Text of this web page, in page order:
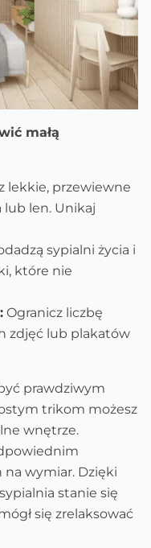
małą
lekkie, przewiewne
lub len. Unikaj
sypialni życia i
które nie
Ogranicz liczbę
zdjęć lub plakatów
prawdziwym
trikom możesz
wnętrze.
wymiar. Dzięki
stanie się
się zrelaksować